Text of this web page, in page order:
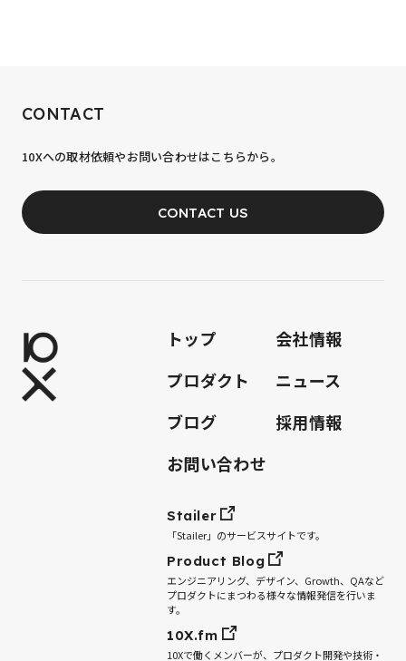
あなたの力が、必要です。
JOIN OUR TEAM
CONTACT
10Xへの取材依頼やお問い合わせはこちらから。
CONTACT US
トップ
会社情報
プロダクト
ニュース
ブログ
採用情報
お問い合わせ
Stailer
「Stailer」のサービスサイトです。
Product Blog
エンジニアリング、デザイン、Growth、QAなど
プロダクトにまつわる様々な情報発信を行いま
す。
10X.fm
10Xで働くメンバーが、プロダクト開発や技術・